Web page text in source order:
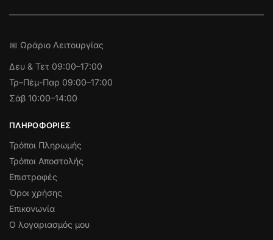
📅 Ωράριο Λειτουργίας
Δευ & Τετ 09:00–17:00
Τρ–Πέμ-Παρ 09:00–17:00
Σάβ 10:00–14:00
ΠΛΗΡΟΦΟΡΊΕΣ
Τρόποι Πληρωμής
Τρόποι Αποστολής
Επιστροφές
Όροι χρήσης
Επικονωνία
Ο λογαριασμός μου